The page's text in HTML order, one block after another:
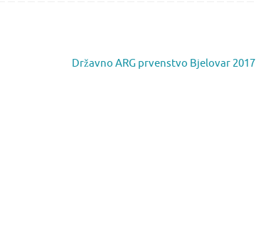
Državno ARG prvenstvo Bjelovar 2017